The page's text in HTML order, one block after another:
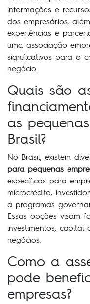
informações e
dos empresários,
experiências e
uma associação
significativos para o
negócio.
Quais são
as
Brasil?
No Brasil, existem
para pequenas
específicas para
microcrédito,
a programas
Essas opções visam
investimentos,
negócios.
Como a
pode
empresas?